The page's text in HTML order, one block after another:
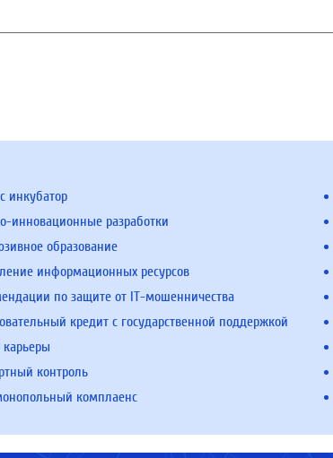
инкубатор
инновационные разработки
образование
информационных ресурсов
по защите от IT-мошенничества
кредит с государственной поддержкой
карьеры
контроль
комплаенс